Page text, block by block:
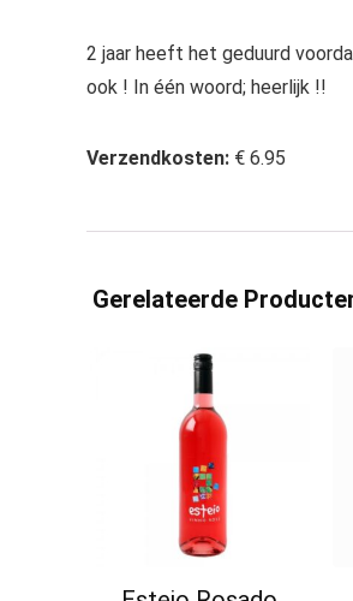
2 jaar heeft het geduurd
ook ! In één woord; heerlijk !!
Verzendkosten: € 6.95
Gerelateerde